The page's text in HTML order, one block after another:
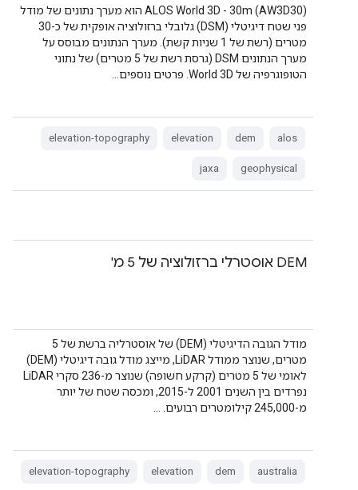
‫ALOS World 3D - 30m (AW3D30) הוא מערך נתונים של מודל
פני שטח דיגיטלי (DSM) גלובלי ברזולוציה אופקית של כ-30
מטרים (רשת של 1 שניות קשת). מערך הנתונים מבוסס על
מערך הנתונים DSM (גרסת רשת של 5 מטרים) של נתוני
הטופוגרפיה של World 3D. פרטים נוספים…
alos
dem
elevation
elevation-topography
geophysical
jaxa
‫DEM אוסטרלי ברזולוציה של 5 מ'
מודל הגובה הדיגיטלי (DEM) של אוסטרליה ברשת של 5
מטרים, שנוצר ממודל LiDAR, מייצג מודל גובה דיגיטלי (DEM)
לאומי של 5 מטרים (קרקע חשופה) שנוצר מ-236 סקרי LiDAR
נפרדים בין השנים 2001 ל-2015, ומכסה שטח של יותר
מ-245,000 קילומטרים רבועים. …
australia
dem
elevation
elevation-topography